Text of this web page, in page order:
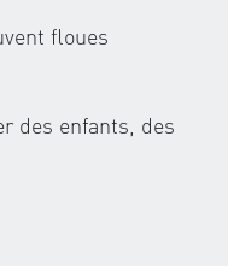
floues
des enfants, des